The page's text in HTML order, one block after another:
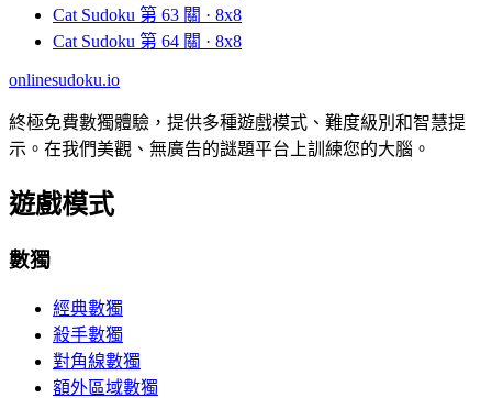
Cat Sudoku 第 63 關 · 8x8
Cat Sudoku 第 64 關 · 8x8
onlinesudoku.io
終極免費數獨體驗，提供多種遊戲模式、難度級別和智慧提
示。在我們美觀、無廣告的謎題平台上訓練您的大腦。
遊戲模式
數獨
經典數獨
殺手數獨
對角線數獨
額外區域數獨